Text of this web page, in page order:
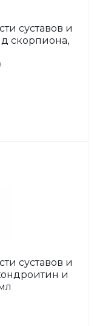
суставов и
скорпиона,
суставов и
и